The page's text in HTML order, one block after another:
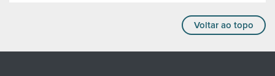
Voltar ao topo